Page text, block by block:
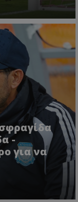
-
για να